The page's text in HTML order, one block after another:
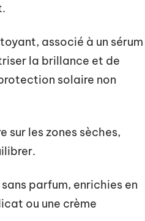
associé à un sérum
la brillance et de
solaire non
sur les zones sèches,
parfum, enrichies en
ou une crème